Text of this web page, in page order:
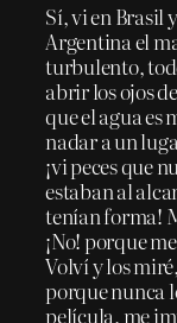
Sí, vi en Brasil
Argentina el
turbulento,
abrir los ojos
que el agua es
nadar a un
¡vi peces que
estaban al
tenían forma!
¡No! porque
Volví y los
porque nunca
película, me